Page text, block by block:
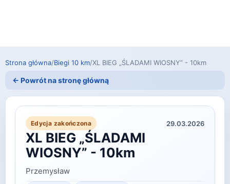
Strona główna/Biegi 10 km/XL BIEG „ŚLADAMI WIOSNY” - 10km
← Powrót na stronę główną
Edycja zakończona 29.03.2026
XL BIEG „ŚLADAMI
WIOSNY” - 10km
Przemysław